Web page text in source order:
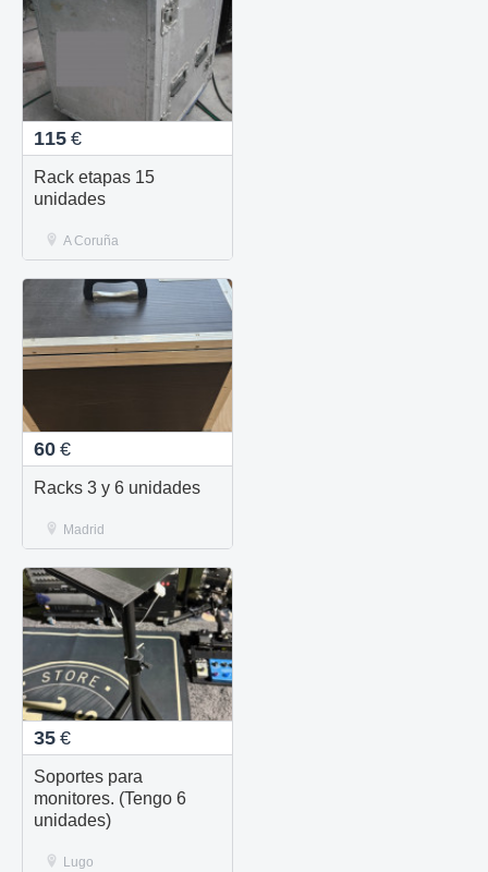
115 €
Rack etapas 15
unidades
A Coruña
60 €
Racks 3 y 6 unidades
Madrid
35 €
Soportes para
monitores. (Tengo 6
unidades)
Lugo